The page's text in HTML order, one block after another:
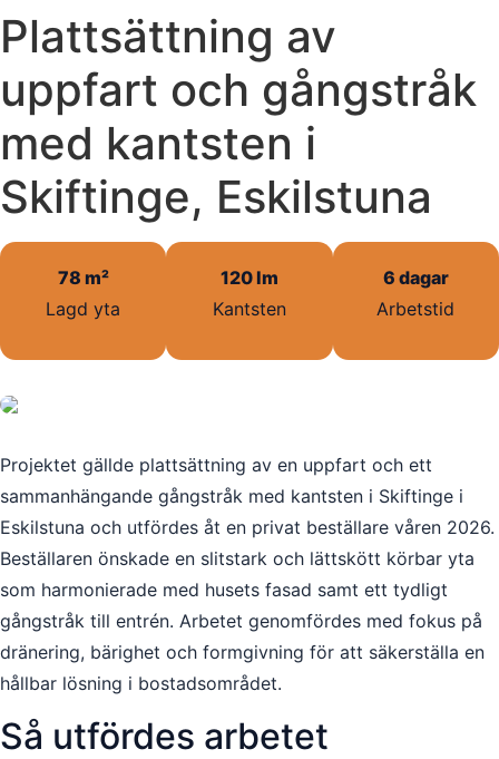
Plattsättning av
uppfart och gångstråk
med kantsten i
Skiftinge, Eskilstuna
78 m²
Lagd yta
120 lm
Kantsten
6 dagar
Arbetstid
Projektet gällde plattsättning av en uppfart och ett
sammanhängande gångstråk med kantsten i Skiftinge i
Eskilstuna och utfördes åt en privat beställare våren 2026.
Beställaren önskade en slitstark och lättskött körbar yta
som harmonierade med husets fasad samt ett tydligt
gångstråk till entrén. Arbetet genomfördes med fokus på
dränering, bärighet och formgivning för att säkerställa en
hållbar lösning i bostadsområdet.
Så utfördes arbetet